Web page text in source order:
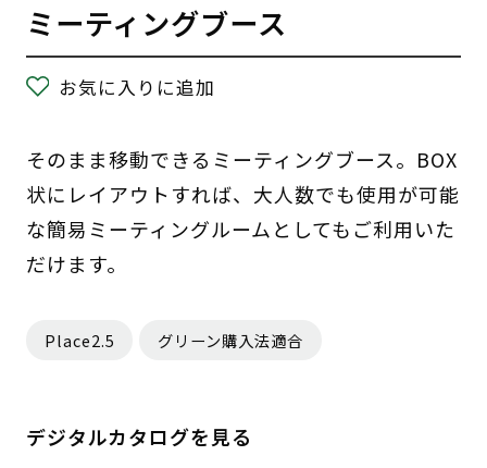
ミーティングブース
お気に入りに追加
そのまま移動できるミーティングブース。BOX
状にレイアウトすれば、大人数でも使用が可能
な簡易ミーティングルームとしてもご利用いた
だけます。
Place2.5 グリーン購入法適合
デジタルカタログを見る